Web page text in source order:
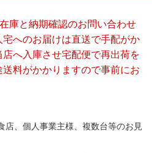
庫と納期確認のお問い合わせ
へのお届けは直送で手配がか
へ入庫させ宅配便で再出荷を
料がかかりますので事前にお
店、個人事業主様、複数台等のお見